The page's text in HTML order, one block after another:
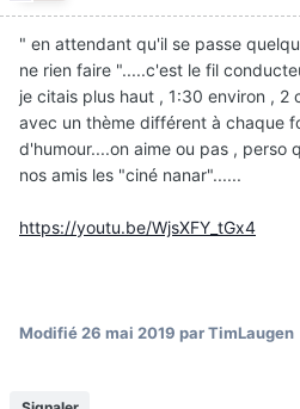
" en attendant qu'il se passe
ne rien faire ".....c'est le fil
je citais plus haut , 1:30 environ , 2
avec un thème différent à chaque
d'humour....on aime ou pas , perso
nos amis les "ciné nanar"......
https://youtu.be/WjsXFY_tGx4
Modifié 26 mai 2019 par TimLaugen